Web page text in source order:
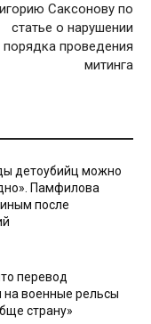
Саксонову по
статье о нарушении
порядка проведения
митинга
детоубийц можно
Памфилова
после
перевод
на военные рельсы
страну»